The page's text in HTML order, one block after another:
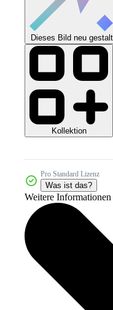
Dieses Bild neu
Kollektion
Pro Standard Lizenz
Was ist das?
Weitere Informationen